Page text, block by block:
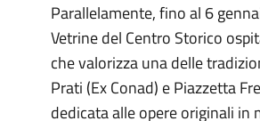
Parallelamente, fino al 6
Vetrine del Centro Storico
che valorizza una delle
Prati (Ex Conad) e Piazzetta
dedicata alle opere originali